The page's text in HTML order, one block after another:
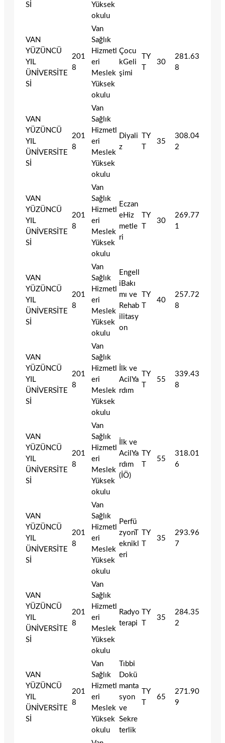
Sİ
Yüksek
okulu
VAN
YÜZÜNCÜ
YIL
ÜNİVERSİTE
Sİ
201
8
Van
Sağlık
Hizmetl
eri
Meslek
Yüksek
okulu
Çocu
kGeli
şimi
TY
T
30
281.63
8
VAN
YÜZÜNCÜ
YIL
ÜNİVERSİTE
Sİ
201
8
Van
Sağlık
Hizmetl
eri
Meslek
Yüksek
okulu
Diyali
z
TY
T
35
308.04
2
VAN
YÜZÜNCÜ
YIL
ÜNİVERSİTE
Sİ
201
8
Van
Sağlık
Hizmetl
eri
Meslek
Yüksek
okulu
Eczan
eHiz
metle
ri
TY
T
30
269.77
1
VAN
YÜZÜNCÜ
YIL
ÜNİVERSİTE
Sİ
201
8
Van
Sağlık
Hizmetl
eri
Meslek
Yüksek
okulu
Engell
iBakı
mı ve
Rehab
ilitasy
on
TY
T
40
257.72
8
VAN
YÜZÜNCÜ
YIL
ÜNİVERSİTE
Sİ
201
8
Van
Sağlık
Hizmetl
eri
Meslek
Yüksek
okulu
İlk ve
AcilYa
rdım
TY
T
55
339.43
8
VAN
YÜZÜNCÜ
YIL
ÜNİVERSİTE
Sİ
201
8
Van
Sağlık
Hizmetl
eri
Meslek
Yüksek
okulu
İlk ve
AcilYa
rdım
(İÖ)
TY
T
55
318.01
6
VAN
YÜZÜNCÜ
YIL
ÜNİVERSİTE
Sİ
201
8
Van
Sağlık
Hizmetl
eri
Meslek
Yüksek
okulu
Perfü
zyonT
eknikl
eri
TY
T
35
293.96
7
VAN
YÜZÜNCÜ
YIL
ÜNİVERSİTE
Sİ
201
8
Van
Sağlık
Hizmetl
eri
Meslek
Yüksek
okulu
Radyo
terapi
TY
T
35
284.35
2
VAN
YÜZÜNCÜ
YIL
ÜNİVERSİTE
Sİ
201
8
Van
Sağlık
Hizmetl
eri
Meslek
Yüksek
okulu
Tıbbi
Dokü
manta
syon
ve
Sekre
terlik
TY
T
65
271.90
9